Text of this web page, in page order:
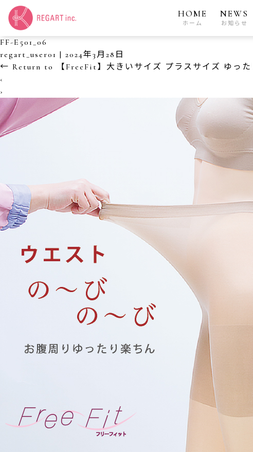
HOME
ホーム
NEWS
お知らせ
FF-E501_06
regart_user01 | 2024年3月28日
← Return to 【FreeFit】大きいサイズ プラスサイズ ゆっ
‹
›